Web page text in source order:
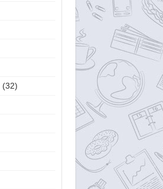
(32)